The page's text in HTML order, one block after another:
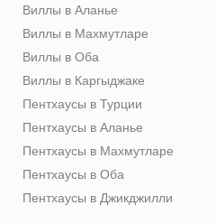
Виллы в Аланье
Виллы в Махмутларе
Виллы в Оба
Виллы в Каргыджаке
Пентхаусы в Турции
Пентхаусы в Аланье
Пентхаусы в Махмутларе
Пентхаусы в Оба
Пентхаусы в Джикджилли